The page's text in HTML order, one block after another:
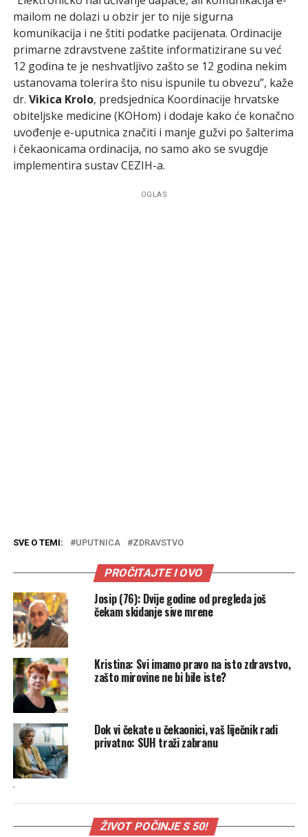
mailom ne dolazi u obzir jer to nije sigurna
komunikacija i ne štiti podatke pacijenata. Ordinacije
primarne zdravstvene zaštite informatizirane su već
12 godina te je neshvatljivo zašto se 12 godina nekim
ustanovama tolerira što nisu ispunile tu obvezu”, kaže
dr. Vikica Krolo, predsjednica Koordinacije hrvatske
obiteljske medicine (KOHom) i dodaje kako će konačno
uvođenje e-uputnica značiti i manje gužvi po šalterima
i čekaonicama ordinacija, no samo ako se svugdje
implementira sustav CEZIH-a.
OGLAS
SVE O TEMI: UPUTNICA ZDRAVSTVO
PROČITAJTE I OVO
Josip (76): Dvije godine od pregleda još
čekam skidanje sive mrene
Kristina: Svi imamo pravo na isto zdravstvo,
zašto mirovine ne bi bile iste?
Dok vi čekate u čekaonici, vaš liječnik radi
privatno: SUH traži zabranu
.
ŽIVOT POČINJE S 50!